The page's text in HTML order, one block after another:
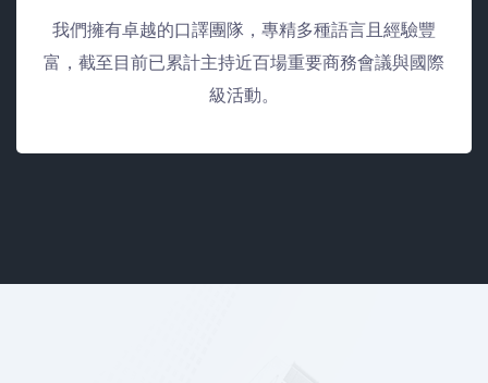
我們擁有卓越的口譯團隊，專精多種語言且經驗豐
富，截至目前已累計主持近百場重要商務會議與國際
級活動。